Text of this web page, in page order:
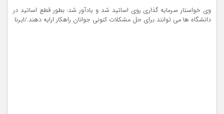
وی خواستار سرمایه گذاری روی اساتید شد و یادآور شد: بطور قطع اساتید در
دانشگاه ها می توانند برای حل مشکلات کنونی جوانان راهکار ارایه دهند./ایرنا